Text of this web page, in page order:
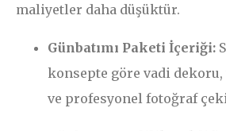
maliyetler daha düşüktür.
Günbatımı Paketi İçeriği:
konsepte göre vadi
ve profesyonel fotoğraf